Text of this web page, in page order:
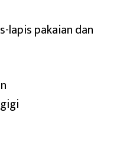
lapis pakaian dan